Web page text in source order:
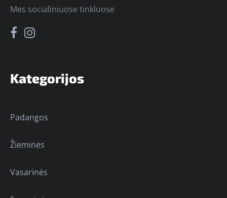
Kategorijos
Padangos
Žieminės
Vasarinės
Mes socialiniuose tinkluose